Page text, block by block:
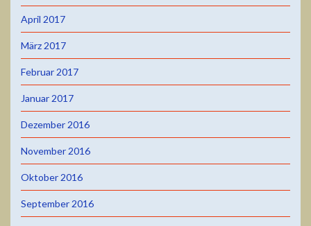
April 2017
März 2017
Februar 2017
Januar 2017
Dezember 2016
November 2016
Oktober 2016
September 2016